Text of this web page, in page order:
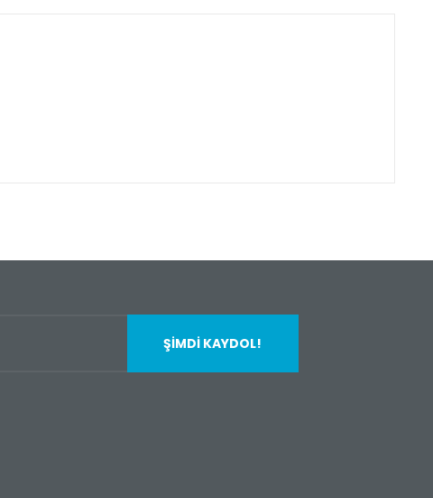
ŞİMDİ KAYDOL!